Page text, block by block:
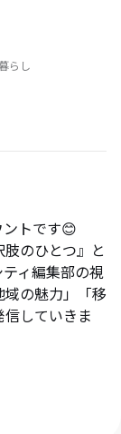
らし
トです😊
のひとつ』と
ィ編集部の視
の魅力」「移
していきま